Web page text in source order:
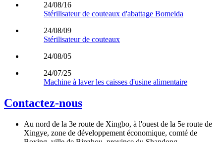
24/08/16
Stérilisateur de couteaux d'abattage Bomeida
24/08/09
Stérilisateur de couteaux
24/08/05
24/07/25
Machine à laver les caisses d'usine alimentaire
Contactez-nous
Au nord de la 3e route de Xingbo, à l'ouest de la 5e route de
Xingye, zone de développement économique, comté de